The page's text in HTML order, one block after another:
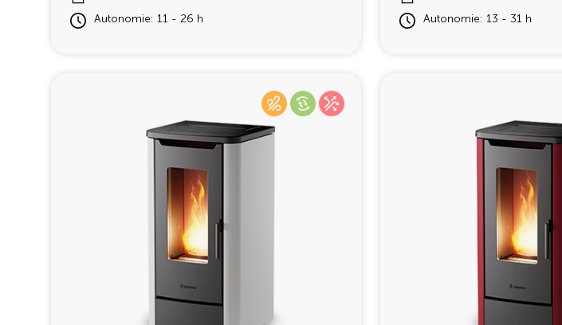
Autonomie: 11 - 26 h Autonomie: 13 - 31 h